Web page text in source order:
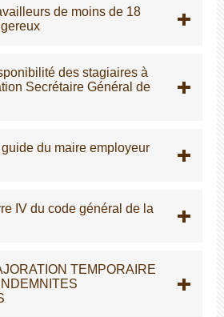
de moins de 18
des stagiaires à
Secrétaire Général de
guide du maire employeur
IV du code général de la
TEMPORAIRE